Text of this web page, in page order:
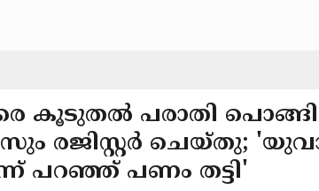
കൂടുതൽ പരാതി
രജിസ്റ്റർ ചെയ്തു;
പറഞ്ഞ് പണം തട്ടി'